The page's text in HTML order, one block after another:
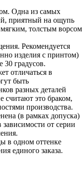
Одна из самых
приятный на ощупь
толстым ворсом
Рекомендуется
изделия с принтом)
30 градусов.
отличаться в
быть
разных деталей
считают это браком,
производства.
(в рамках допуска)
от серии
в одном оттенке
единого заказа.